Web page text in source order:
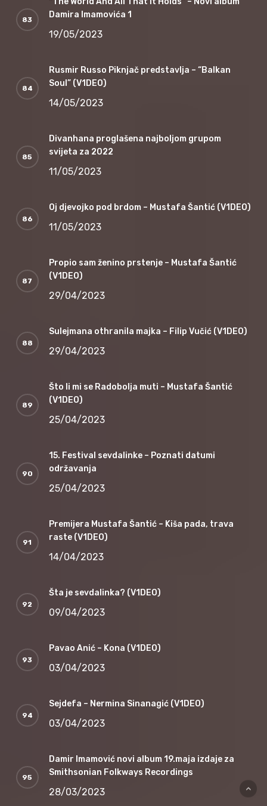
Damira Imamovića 1
19/05/2023
Rusmir Russo Piknjač predstavlja – “Balkan
Soul” (V1DEO)
14/05/2023
Divanhana proglašena najboljom grupom
svijeta za 2022
11/05/2023
Oj djevojko pod brdom – Mustafa Šantić (V1DEO)
11/05/2023
Propio sam ženino prstenje – Mustafa Šantić
(V1DEO)
29/04/2023
Sulejmana othranila majka – Filip Vučić (V1DEO)
29/04/2023
Što li mi se Radobolja muti – Mustafa Šantić
(V1DEO)
25/04/2023
15. Festival sevdalinke – Poznati datumi
održavanja
25/04/2023
Premijera Mustafa Šantić – Kiša pada, trava
raste (V1DEO)
14/04/2023
Šta je sevdalinka? (V1DEO)
09/04/2023
Pavao Anić – Kona (V1DEO)
03/04/2023
Sejdefa – Nermina Sinanagić (V1DEO)
03/04/2023
Damir Imamović novi album 19.maja izdaje za
Smithsonian Folkways Recordings
28/03/2023